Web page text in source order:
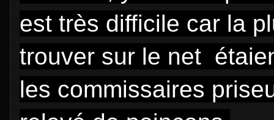
est très difficile car la
trouver sur le net
les commissaires